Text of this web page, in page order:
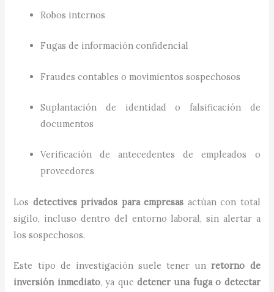
Robos internos
Fugas de información confidencial
Fraudes contables o movimientos sospechosos
Suplantación de identidad o falsificación de
documentos
Verificación de antecedentes de empleados o
proveedores
Los detectives privados para empresas actúan con total
sigilo, incluso dentro del entorno laboral, sin alertar a
los sospechosos.
Este tipo de investigación suele tener unretorno de
inversión inmediato, ya quedetener una fuga o detectar